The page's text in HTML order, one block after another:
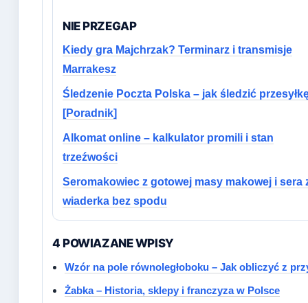
NIE PRZEGAP
Kiedy gra Majchrzak? Terminarz i transmisje
Marrakesz
Śledzenie Poczta Polska – jak śledzić
[Poradnik]
Alkomat online – kalkulator promili i stan
trzeźwości
Seromakowiec z gotowej masy makowej i sera
wiaderka bez spodu
4 POWIAZANE WPISY
Wzór na pole równoległoboku – Jak obliczyć z
Żabka – Historia, sklepy i franczyza w Polsce